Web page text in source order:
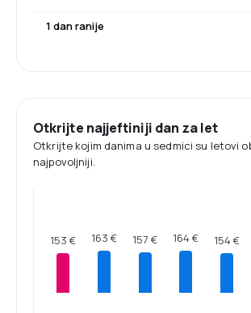
1 dan ranije
Otkrijte najjeftiniji dan za let
Otkrijte kojim danima u sedmici su letovi
najpovoljniji.
153 € 163 € 157 € 164 € 154 €